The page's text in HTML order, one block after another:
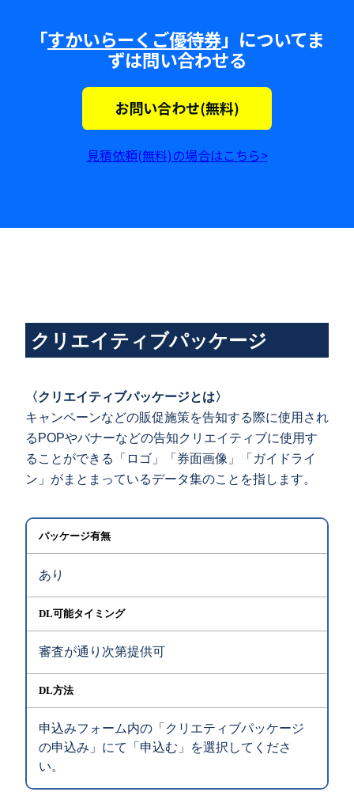
「すかいらーくご優待券」についてま
ずは問い合わせる
見積依頼(無料)の場合はこちら>
クリエイティブパッケージ
〈クリエイティブパッケージとは〉
キャンペーンなどの販促施策を告知する際に使用され
るPOPやバナーなどの告知クリエイティブに使用す
ることができる「ロゴ」「券面画像」「ガイドライ
ン」がまとまっているデータ集のことを指します。
パッケージ有無
あり
DL可能タイミング
審査が通り次第提供可
DL方法
申込みフォーム内の「クリエティブパッケージ
の申込み」にて「申込む」を選択してくださ
い。